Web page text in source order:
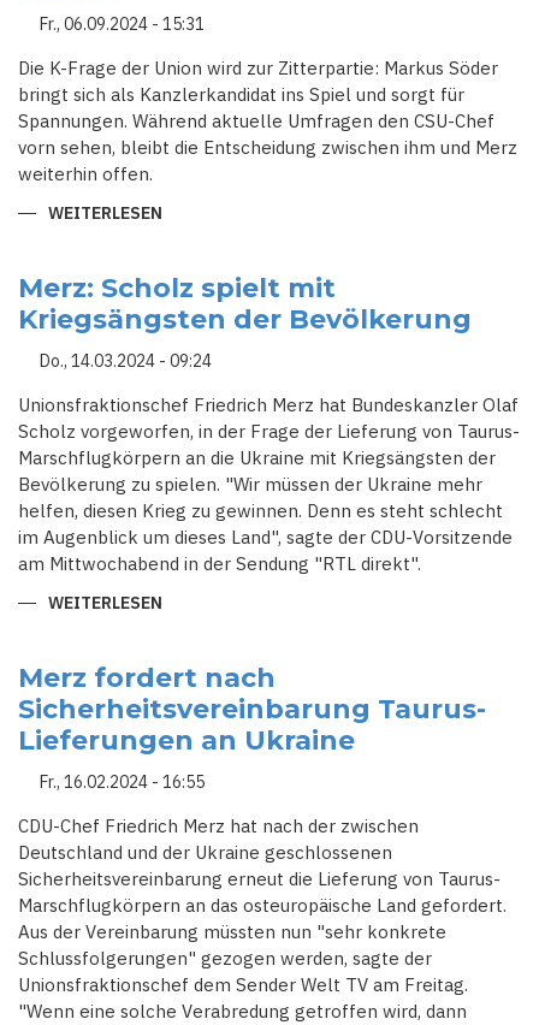
UND
WAGENKNECHT’S
Fr., 06.09.2024 - 15:31
Die K-Frage der Union wird zur Zitterpartie: Markus Söder
bringt sich als Kanzlerkandidat ins Spiel und sorgt für
Spannungen. Während aktuelle Umfragen den CSU-Chef
vorn sehen, bleibt die Entscheidung zwischen ihm und Merz
weiterhin offen.
WEITERLESEN
ICH B
IN B
EREIT, D
IE A
BZULÖSEN' –
UCH A
LS K
ANZLER
Merz: Scholz spielt mit
Kriegsängsten der Bevölkerung
Do., 14.03.2024 - 09:24
Unionsfraktionschef Friedrich Merz hat Bundeskanzler Olaf
Scholz vorgeworfen, in der Frage der Lieferung von Taurus-
Marschflugkörpern an die Ukraine mit Kriegsängsten der
Bevölkerung zu spielen. "Wir müssen der Ukraine mehr
helfen, diesen Krieg zu gewinnen. Denn es steht schlecht
im Augenblick um dieses Land", sagte der CDU-Vorsitzende
am Mittwochabend in der Sendung "RTL direkt".
WEITERLESEN
MIT
KRIEGSÄNGSTEN
DER
BEVÖLKERUNG
Merz fordert nach
Sicherheitsvereinbarung Taurus-
Lieferungen an Ukraine
Fr., 16.02.2024 - 16:55
CDU-Chef Friedrich Merz hat nach der zwischen
Deutschland und der Ukraine geschlossenen
Sicherheitsvereinbarung erneut die Lieferung von Taurus-
Marschflugkörpern an das osteuropäische Land gefordert.
Aus der Vereinbarung müssten nun "sehr konkrete
Schlussfolgerungen" gezogen werden, sagte der
Unionsfraktionschef dem Sender Welt TV am Freitag.
"Wenn eine solche Verabredung getroffen wird, dann